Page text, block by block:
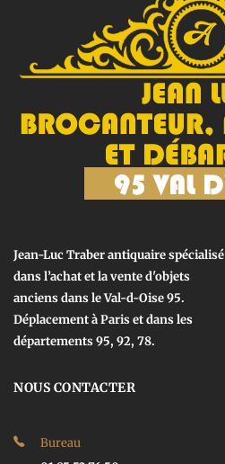
Jean-Luc Traber antiquaire spécialisé
dans l’achat et la vente d'objets
anciens dans le Val-d-Oise 95.
Déplacement à Paris et dans les
départements 95, 92, 78.
NOUS CONTACTER
Bureau